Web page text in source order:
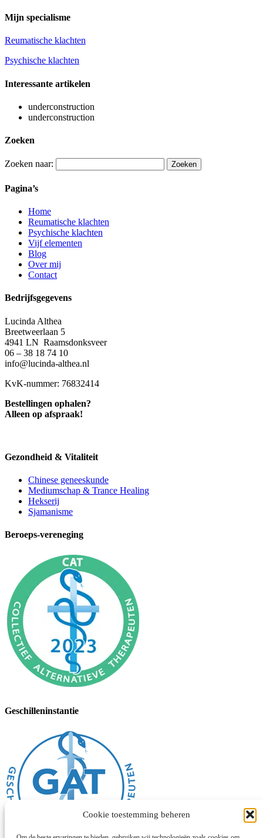
Cookie toestemming beheren
Mijn specialisme
Reumatische klachten
Psychische klachten
Interessante artikelen
underconstruction
underconstruction
Zoeken
Zoeken naar:
Pagina’s
Home
Reumatische klachten
Psychische klachten
Vijf elementen
Blog
Over mij
Contact
Bedrijfsgegevens
Lucinda Althea
Breetweerlaan 5
4941 LN Raamsdonksveer
06 – 38 18 74 10
info@lucinda-althea.nl
KvK-nummer: 76832414
Bestellingen ophalen?
Alleen op afspraak!
Gezondheid & Vitaliteit
Chinese geneeskunde
Mediumschap & Trance Healing
Hekserij
Sjamanisme
Beroeps-vereneging
Geschilleninstantie